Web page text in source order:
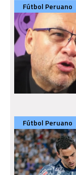
Fútbol Peruano
Fútbol Peruano